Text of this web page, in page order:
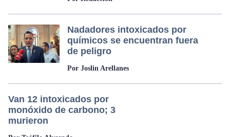
Nadadores intoxicados por
químicos se encuentran fuera
de peligro
Por Joslin Arellanes
Van 12 intoxicados por
monóxido de carbono; 3
murieron